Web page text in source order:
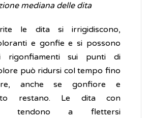
mediana delle dita
le dita si irrigidiscono,
e gonfie e si possono
rigonfiamenti sui punti di
può ridursi col tempo fino
anche se gonfiore e
restano. Le dita con
tendono a flettersi